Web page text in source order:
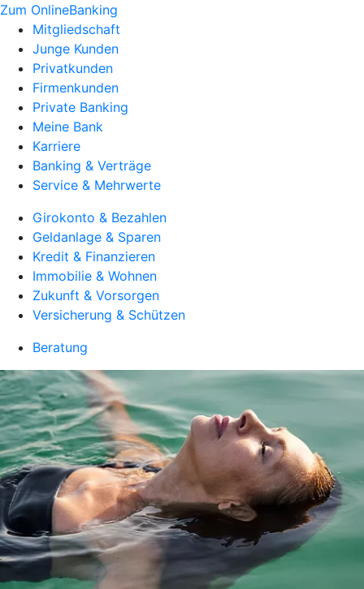
Zum OnlineBanking
Mitgliedschaft
Junge Kunden
Privatkunden
Firmenkunden
Private Banking
Meine Bank
Karriere
Banking & Verträge
Service & Mehrwerte
Girokonto & Bezahlen
Geldanlage & Sparen
Kredit & Finanzieren
Immobilie & Wohnen
Zukunft & Vorsorgen
Versicherung & Schützen
Beratung